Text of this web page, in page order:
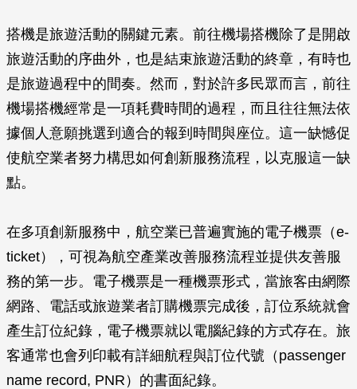
搭機是旅遊活動的關鍵元素。前往機場搭機除了是開啟
旅遊活動的序曲外，也是結束旅遊活動的終章，有時也
是旅遊過程中的間奏。然而，對於許多民眾而言，前往
機場搭機經常是一項耗費時間的過程，而且往往無法依
據個人意願挑選到適合的報到時間與座位。這一缺憾促
使航空業者努力構思如何創新服務流程，以克服這一缺
點。
在多項創新服務中，航空業已普遍實施的電子機票（e-
ticket），可視為航空產業改善服務流程並提供友善服
務的第一步。電子機票是一種機票形式，當旅客由網際
網路、電話或旅遊業者訂購機票完成後，訂位系統就會
產生訂位紀錄，電子機票就以電腦紀錄的方式存在。旅
客通常也會列印載有詳細航程與訂位代號（passenger
name record‭, ‬PNR）的書面紀錄。